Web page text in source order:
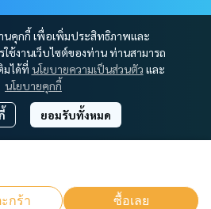
กร้า ซื้อเลย
นคุกกี้ เพื่อเพิ่มประสิทธิภาพและ
ช้งานเว็บไซต์ของท่าน ท่านสามารถ
มได้ที่ นโยบายความเป็นส่วนตัว และ
นโยบายคุกกี้
ยอมรับทั้งหมด
มทั้งหมด514,945